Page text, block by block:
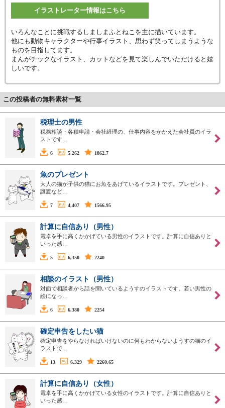
イラストレーター情報はこちら
いろんなことに挑戦するしましまふとねこを主に描いています。
他にも動物キャラクターや行事イラスト、思わず笑ってしまうような
ものを目指してます。
まんがチックなイラスト、カットなどを見て楽しんでいただけると嬉
しいです。
この投稿者の無料素材一覧
税理士の男性
税務相談・各種申請・会社経理の、仕事内容をかかえた会社員のイラ
ストです…
6 5,262 1862.7
魚のプレゼント
大人の猫が子供の猫にお魚をあげているイラストです。プレゼント、
譲渡など…
7 4,407 1566.95
計算に自信あり（男性）
電卓を手に高くかかげている男性のイラストです。計算に自信ありと
いった感…
5 6,350 2240
相談のイラスト（男性）
対面で相談者から話を聞いているようすのイラストです。若い男性の
絵になっ…
6 6,380 2254
確定申告をしたい猫
確定申告をやらなければいけないのに何もわからないようすの猫のイ
ラストで…
13 6,329 2260.65
計算に自信あり（女性）
電卓を手に高くかかげている女性のイラストです。計算に自信ありと
いった感…